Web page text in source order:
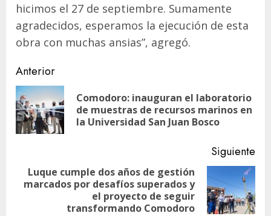
hicimos el 27 de septiembre. Sumamente
agradecidos, esperamos la ejecución de esta
obra con muchas ansias”, agregó.
Navegación
de
entradas
Anterior
Comodoro: inauguran el laboratorio
de muestras de recursos marinos en
la Universidad San Juan Bosco
Siguiente
Siguiente
Luque cumple dos años de gestión
marcados por desafíos superados y
el proyecto de seguir
transformando Comodoro